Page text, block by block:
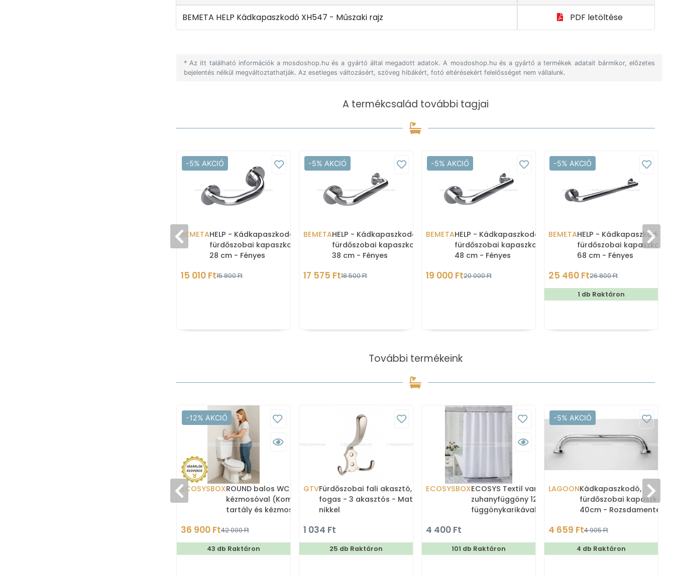
BEMETA HELP Kádkapaszkodó XH547 - Műszaki rajz PDF letöltése
* Az itt található információk a mosdoshop.hu és a gyártó által megadott adatok. A mosdoshop.hu és a gyártó a termékek adatait bármikor, előzetes
bejelentés nélkül megváltoztathatják. Az esetleges változásért, szöveg hibákért, fotó eltérésekért felelősséget nem vállalunk.
A termékcsalád további tagjai
-5% AKCIÓ
BEMETAHELP - Kádkapaszkodó,
fürdőszobai kapaszkodó -
28 cm - Fényes
15 010 Ft15 800 Ft
-5% AKCIÓ
BEMETAHELP - Kádkapaszkodó,
fürdőszobai kapaszkodó -
38 cm - Fényes
17 575 Ft18 500 Ft
-5% AKCIÓ
BEMETAHELP - Kádkapaszkodó,
fürdőszobai kapaszkodó -
48 cm - Fényes
19 000 Ft20 000 Ft
-5% AKCIÓ
BEMETAHELP - Kádkapaszkodó,
fürdőszobai kapaszkodó -
68 cm - Fényes
25 460 Ft26 800 Ft
1 db Raktáron
További termékeink
-12% AKCIÓ
ECOSYSBOXROUND balos WC tartály
kézmosóval (Kombi WC
tartály és kézmosó)
36 900 Ft42 000 Ft
43 db Raktáron
GTVFürdőszobai fali akasztó,
fogas - 3 akasztós - Matt
nikkel
1 034 Ft
25 db Raktáron
ECOSYSBOXECOSYS Textil varrott
zuhanyfüggöny 12db
függönykarikával
Zuhanyfüggöny textil
4 400 Ft
101 db Raktáron
-5% AKCIÓ
LAGOONKádkapaszkodó,
fürdőszobai kapaszkodó,
40cm - Rozsdamentes
4 659 Ft4 905 Ft
4 db Raktáron